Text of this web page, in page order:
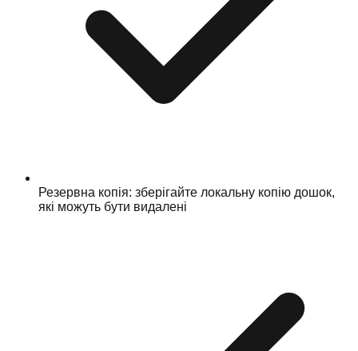
Резервна копія: зберігайте локальну копію дошок,
які можуть бути видалені